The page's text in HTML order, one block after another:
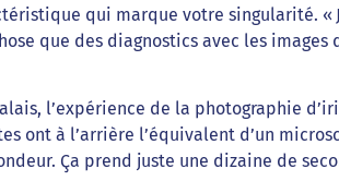
qui marque votre singularité. «
que des diagnostics avec les
l’expérience de la photographie
ont à l’arrière l’équivalent d’un
Ça prend juste une dizaine de